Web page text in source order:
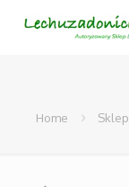
Home Sklep